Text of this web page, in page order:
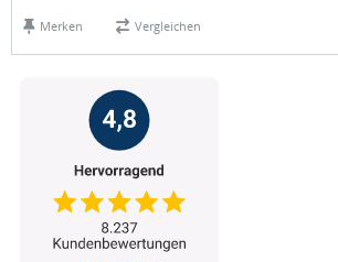
Merken Vergleichen